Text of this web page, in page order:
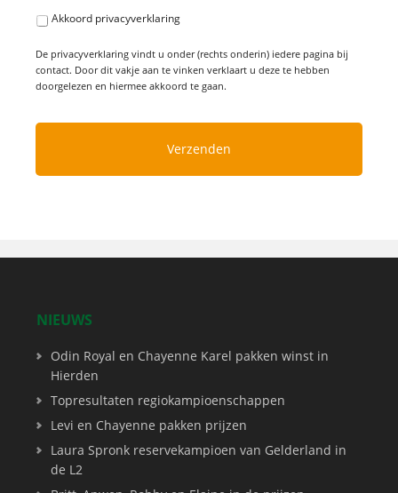
Akkoord privacyverklaring
De privacyverklaring vindt u onder (rechts onderin) iedere pagina bij
contact. Door dit vakje aan te vinken verklaart u deze te hebben
doorgelezen en hiermee akkoord te gaan.
NIEUWS
Odin Royal en Chayenne Karel pakken winst in
Hierden
Topresultaten regiokampioenschappen
Levi en Chayenne pakken prijzen
Laura Spronk reservekampioen van Gelderland in
de L2